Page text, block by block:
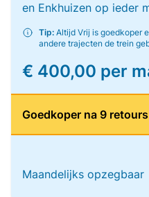
en Enkhuizen op ieder
Tip: Altijd Vrij is goedkoper
andere trajecten de trein
€ 400,00 per
Goedkoper na 9
Maandelijks opzegbaar